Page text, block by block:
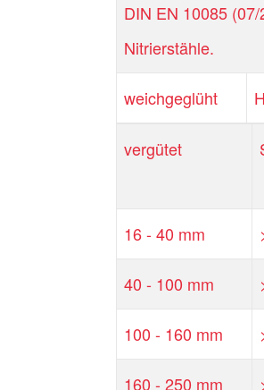
DIN EN 10085 (07/
Nitrierstähle.
weichgeglüht
vergütet
16 - 40 mm
40 - 100 mm
100 - 160 mm
160 - 250 mm